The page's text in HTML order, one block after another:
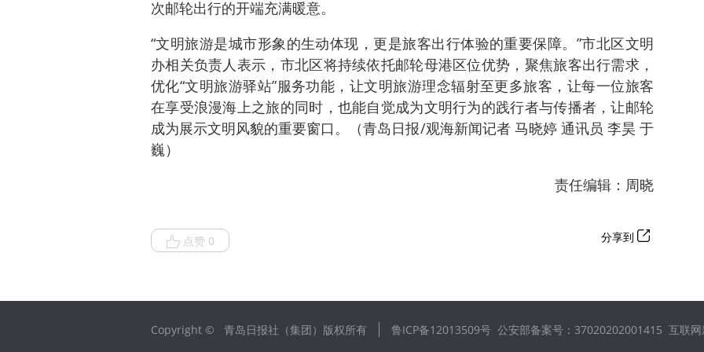
次邮轮出行的开端充满暖意。
“文明旅游是城市形象的生动体现，更是旅客出行体验的重要保障。”市北区文明
办相关负责人表示，市北区将持续依托邮轮母港区位优势，聚焦旅客出行需求，
优化“文明旅游驿站”服务功能，让文明旅游理念辐射至更多旅客，让每一位旅客
在享受浪漫海上之旅的同时，也能自觉成为文明行为的践行者与传播者，让邮轮
成为展示文明风貌的重要窗口。（青岛日报/观海新闻记者 马晓婷 通讯员 李昊 于
巍）
责任编辑：周晓
点赞 0 分享到
Copyright © 青岛日报社（集团）版权所有 鲁ICP备12013509号 公安部备案号：37020202001415 互联